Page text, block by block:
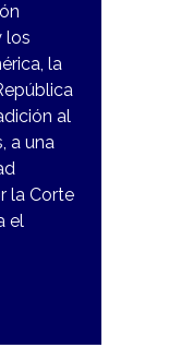
los
la
al
a una
la Corte
el